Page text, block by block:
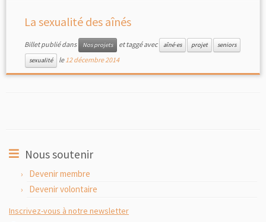
La sexualité des aînés
Billet publié dans Nos projets et taggé avec aîné·es projet
seniors
sexualité
le 12 décembre 2014
Nous soutenir
Devenir membre
Devenir volontaire
Inscrivez-vous à notre newsletter